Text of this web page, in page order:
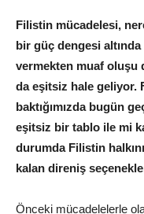
Filistin mücadelesi,
bir güç dengesi
vermekten muaf oluşu
da eşitsiz hale geliyor.
baktığımızda bugün
eşitsiz bir tablo ile mi
durumda Filistin
kalan direniş
Önceki mücadelelerle